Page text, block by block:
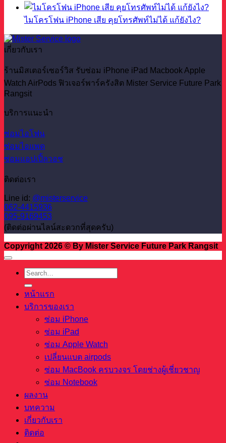
ไมโครโฟน iPhone เสีย คุยโทรศัพท์ไม่ได้ แก้ยังไง?
เกี่ยวกับเรา
ร้านมิสเตอร์เซอร์วิส รับซ่อม iPhone iPad Macbook Apple
Watch AirPods ฟิวเจอร์พาร์ครังสิต Mister Service Future Park
Rangsit
บริการแนะนำ
ซ่อมไอโฟน
ซ่อมไอแพด
ซ่อมแอปเปิ้ลวอช
ติดต่อเรา
Line id: @misterservice
062-4415936
095-9169453
(ติดต่อผ่านไลน์สะดวกที่สุดครับ)
Copyright 2026 © By Mister Service Future Park Rangsit
หน้าแรก
บริการของเรา
ซ่อม iPhone
ซ่อม iPad
ซ่อม Apple Watch
เปลี่ยนแบต airpods
ซ่อม MacBook ครบวงจร โดยช่างผู้เชี่ยวชาญ
ซ่อม Notebook
ผลงาน
บทความ
เกี่ยวกับเรา
ติดต่อ